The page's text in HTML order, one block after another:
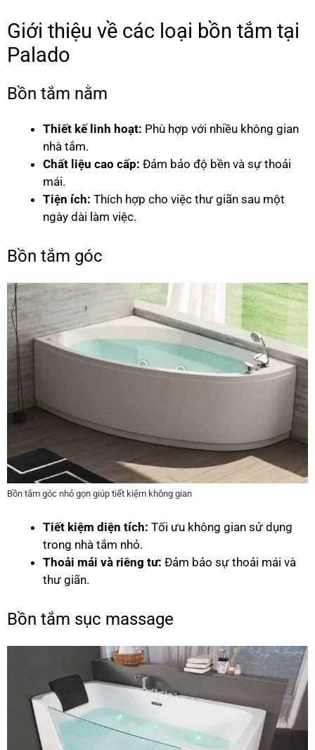
Giới thiệu về các loại bồn tắm tại
Palado
Bồn tắm nằm
Thiết kế linh hoạt: Phù hợp với nhiều không gian
nhà tắm.
Chất liệu cao cấp: Đảm bảo độ bền và sự thoải
mái.
Tiện ích: Thích hợp cho việc thư giãn sau một
ngày dài làm việc.
Bồn tắm góc
Bồn tắm góc nhỏ gọn giúp tiết kiệm không gian
Tiết kiệm diện tích: Tối ưu không gian sử dụng
trong nhà tắm nhỏ.
Thoải mái và riêng tư: Đảm bảo sự thoải mái và
thư giãn.
Bồn tắm sục massage